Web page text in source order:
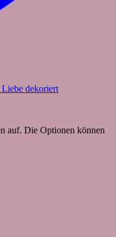
dekoriert
auf. Die Optionen können